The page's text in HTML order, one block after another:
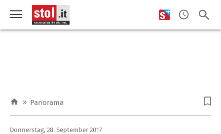
» Panorama
Donnerstag, 28. September 2017